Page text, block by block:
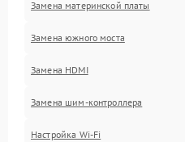
Замена материнской платы
Замена южного моста
Замена HDMI
Замена шим-контроллера
Настройка Wi-Fi